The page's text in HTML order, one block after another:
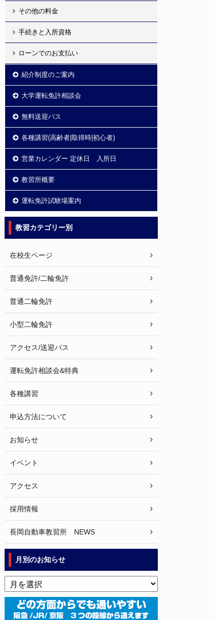
その他の料金
手続きと入所資格
ローンでのお支払い
紹介制度のご案内
大学運転免許相談会
無料送迎バス
各種講習(高齢者|取得時|初心者)
営業カレンダー 定休日 入所日
教習所概要
運転免許試験場案内
教習カテゴリー別
在校生ページ
普通免許/二輪免許
普通二輪免許
小型二輪免許
アクセス/送迎バス
運転免許相談会&特典
各種講習
申込方法について
お知らせ
イベント
アクセス
採用情報
長岡自動車教習所 NEWS
月別のお知らせ